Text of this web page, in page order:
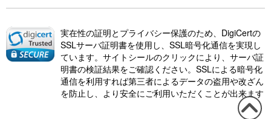
実在性の証明とプライバシー保護のため、DigiCertの
SSLサーバ証明書を使用し、SSL暗号化通信を実現し
ています。サイトシールのクリックにより、サーバ証
明書の検証結果をご確認ください。SSLによる暗号化
通信を利用すれば第三者によるデータの盗用や改ざん
を防止し、より安全にご利用いただくことが出来ます